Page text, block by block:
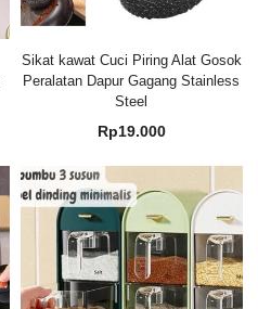
Sikat kawat Cuci Piring Alat Gosok
Peralatan Dapur Gagang Stainless
Steel
Rp19.000